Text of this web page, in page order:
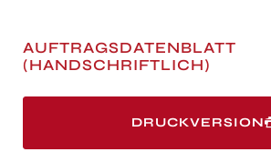
AUFTRAGSDATENBLATT
(HANDSCHRIFTLICH)
DRUCKVERSION